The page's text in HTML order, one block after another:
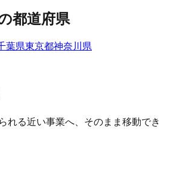
都道府県
葉県東京都神奈川県
れる近い事業へ、そのまま移動でき